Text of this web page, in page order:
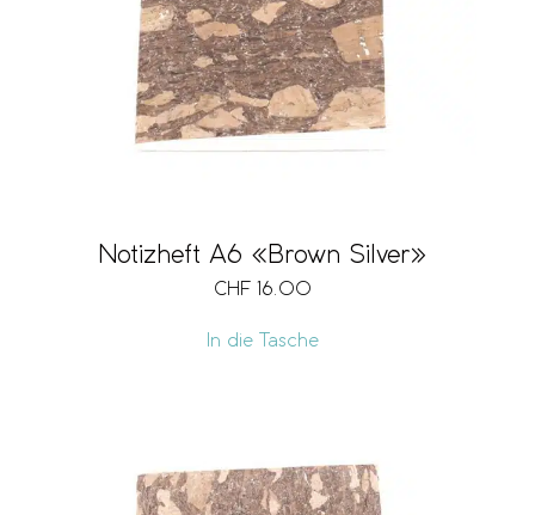
Notizheft A6 «Brown Silver»
CHF 16.00
In die Tasche